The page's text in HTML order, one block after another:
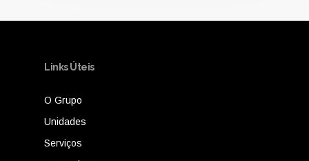
Links Úteis
O Grupo
Unidades
Serviços